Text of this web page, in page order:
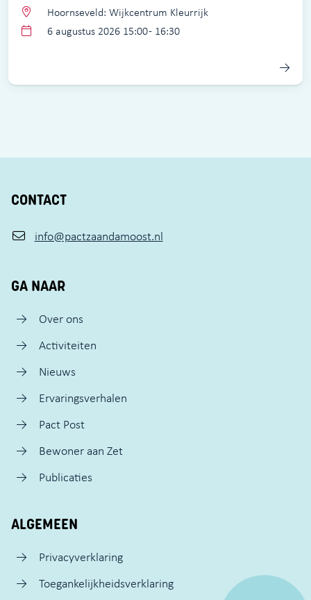
Hoornseveld: Wijkcentrum Kleurrijk
6 augustus 2026 15:00 - 16:30
CONTACT
info@pactzaandamoost.nl
GA NAAR
Over ons
Activiteiten
Nieuws
Ervaringsverhalen
Pact Post
Bewoner aan Zet
Publicaties
ALGEMEEN
Privacyverklaring
Toegankelijkheidsverklaring